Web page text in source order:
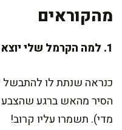
מהקוראים
1. למה הקרמל שלי יוצא מריר?
כנראה שנתת לו להתבשל
הסיר מהאש ברגע שהצבע
מדי). תשמרו עליו קרוב!